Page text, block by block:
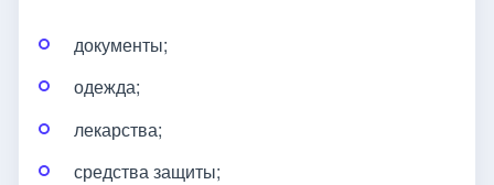
документы;
одежда;
лекарства;
средства защиты;